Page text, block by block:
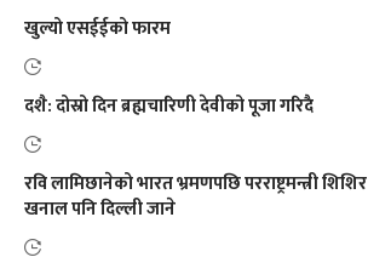
खुल्यो एसईईको फारम
दशै: दोस्रो दिन ब्रह्मचारिणी देवीको पूजा गरिदै
रवि लामिछानेको भारत भ्रमणपछि परराष्ट्रमन्त्री शिशिर
खनाल पनि दिल्ली जाने